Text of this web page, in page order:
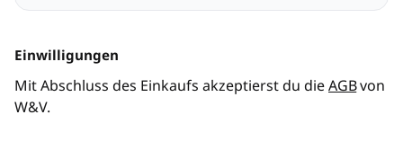
Einwilligungen
Mit Abschluss des Einkaufs akzeptierst du dieAGBvon
W&V.